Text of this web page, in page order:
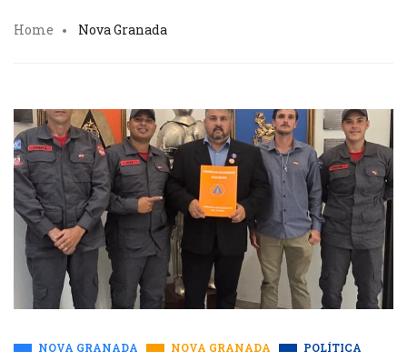
Home Nova Granada
NOVA GRANADA NOVA GRANADA POLÍTICA